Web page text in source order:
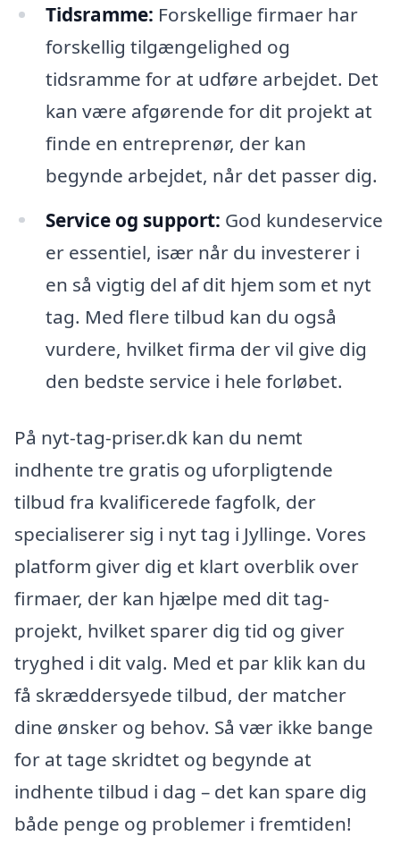
Tidsramme: Forskellige firmaer har
forskellig tilgængelighed og
tidsramme for at udføre arbejdet. Det
kan være afgørende for dit projekt at
finde en entreprenør, der kan
begynde arbejdet, når det passer dig.
Service og support: God kundeservice
er essentiel, især når du investerer i
en så vigtig del af dit hjem som et nyt
tag. Med flere tilbud kan du også
vurdere, hvilket firma der vil give dig
den bedste service i hele forløbet.
På nyt-tag-priser.dk kan du nemt
indhente tre gratis og uforpligtende
tilbud fra kvalificerede fagfolk, der
specialiserer sig i nyt tag i Jyllinge. Vores
platform giver dig et klart overblik over
firmaer, der kan hjælpe med dit tag-
projekt, hvilket sparer dig tid og giver
tryghed i dit valg. Med et par klik kan du
få skræddersyede tilbud, der matcher
dine ønsker og behov. Så vær ikke bange
for at tage skridtet og begynde at
indhente tilbud i dag – det kan spare dig
både penge og problemer i fremtiden!